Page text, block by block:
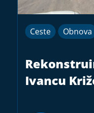
Ceste Obnova
Ivancu